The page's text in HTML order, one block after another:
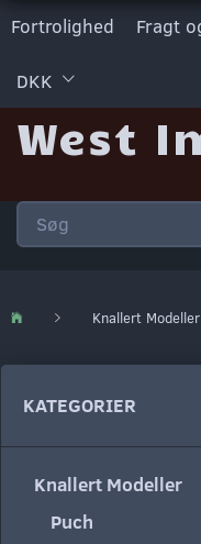
Fortrolighed Fragt
DKK
West
Knallert Modeller
KATEGORIER
Knallert Modeller
Puch